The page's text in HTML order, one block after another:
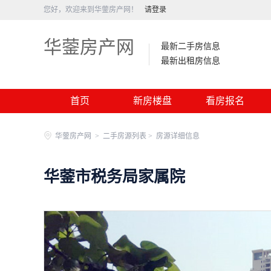
您好，欢迎来到华蓥房产网！ 请登录
华蓥房产网
最新二手房信息
最新出租房信息
首页 新房楼盘 看房报名
华蓥房产网 > 二手房源列表 > 房源详细信息
华蓥市税务局家属院